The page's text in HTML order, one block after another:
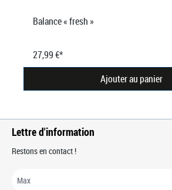
Balance « fresh »
27,99 €*
Ajouter au panier
Lettre d'information
Restons en contact !